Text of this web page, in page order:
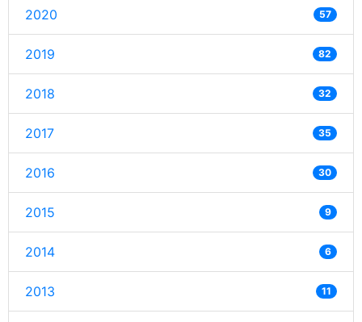
2020 57
2019 82
2018 32
2017 35
2016 30
2015 9
2014 6
2013 11